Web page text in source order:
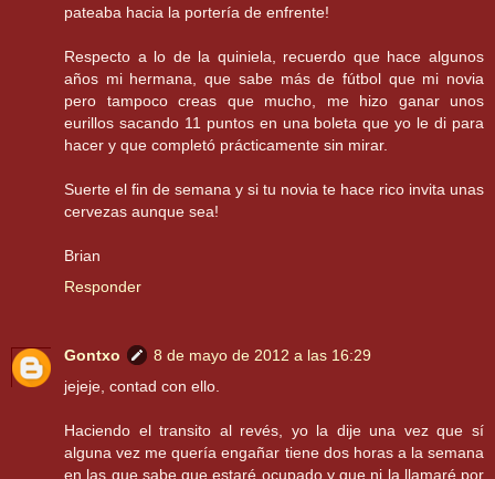
pateaba hacia la portería de enfrente!
Respecto a lo de la quiniela, recuerdo que hace algunos
años mi hermana, que sabe más de fútbol que mi novia
pero tampoco creas que mucho, me hizo ganar unos
eurillos sacando 11 puntos en una boleta que yo le di para
hacer y que completó prácticamente sin mirar.
Suerte el fin de semana y si tu novia te hace rico invita unas
cervezas aunque sea!
Brian
Responder
Gontxo
8 de mayo de 2012 a las 16:29
jejeje, contad con ello.
Haciendo el transito al revés, yo la dije una vez que sí
alguna vez me quería engañar tiene dos horas a la semana
en las que sabe que estaré ocupado y que ni la llamaré por